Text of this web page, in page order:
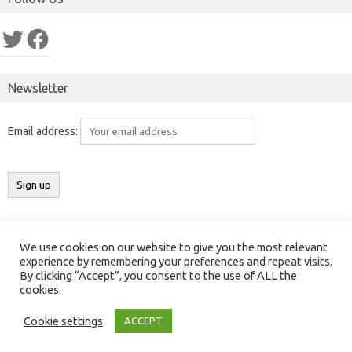
TwitterFacebook
Newsletter
Email address:
Copyright 2016-2025 © Results India( ResultsIndia.in
). All rights
reserved.
We use cookies on our website to give you the most relevant
experience by remembering your preferences and repeat visits.
By clicking “Accept”, you consent to the use of ALL the
cookies.
Cookie settings ACCEPT